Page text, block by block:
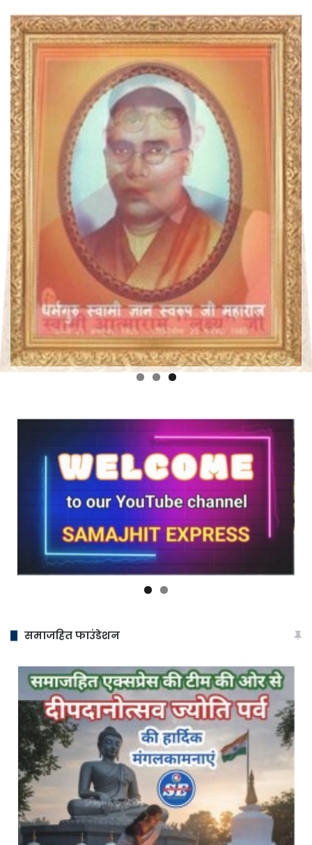
समाजहित फाउंडेशन